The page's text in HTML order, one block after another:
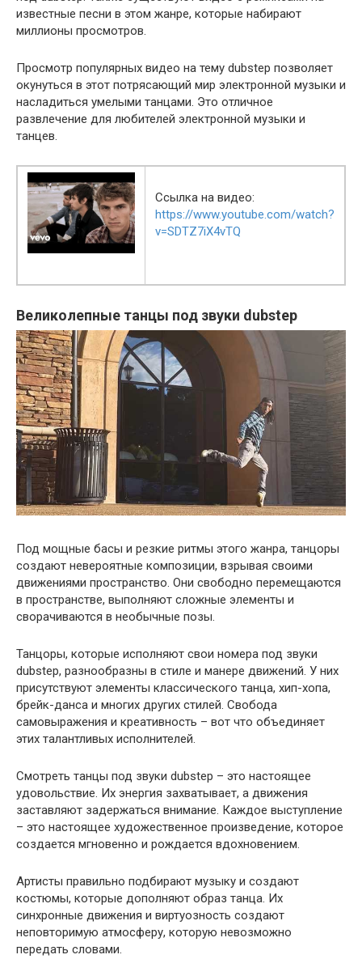
известные песни в этом жанре, которые набирают
миллионы просмотров.
Просмотр популярных видео на тему dubstep позволяет
окунуться в этот потрясающий мир электронной музыки и
насладиться умелыми танцами. Это отличное
развлечение для любителей электронной музыки и
танцев.
Ссылка на видео:
https://www.youtube.com/watch?
v=SDTZ7iX4vTQ
Великолепные танцы под звуки dubstep
Под мощные басы и резкие ритмы этого жанра, танцоры
создают невероятные композиции, взрывая своими
движениями пространство. Они свободно перемещаются
в пространстве, выполняют сложные элементы и
сворачиваются в необычные позы.
Танцоры, которые исполняют свои номера под звуки
dubstep, разнообразны в стиле и манере движений. У них
присутствуют элементы классического танца, хип-хопа,
брейк-данса и многих других стилей. Свобода
самовыражения и креативность – вот что объединяет
этих талантливых исполнителей.
Смотреть танцы под звуки dubstep – это настоящее
удовольствие. Их энергия захватывает, а движения
заставляют задержаться внимание. Каждое выступление
– это настоящее художественное произведение, которое
создается мгновенно и рождается вдохновением.
Артисты правильно подбирают музыку и создают
костюмы, которые дополняют образ танца. Их
синхронные движения и виртуозность создают
неповторимую атмосферу, которую невозможно
передать словами.